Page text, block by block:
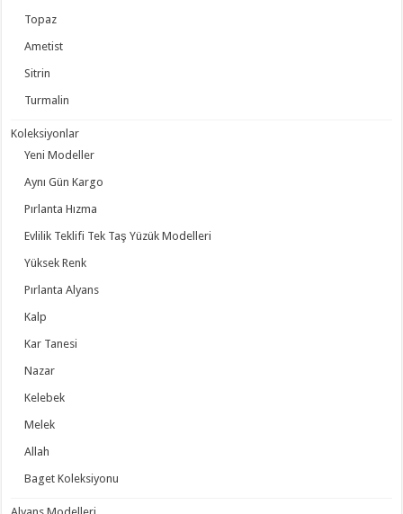
Topaz
Ametist
Sitrin
Turmalin
Koleksiyonlar
Yeni Modeller
Aynı Gün Kargo
Pırlanta Hızma
Evlilik Teklifi Tek Taş Yüzük Modelleri
Yüksek Renk
Pırlanta Alyans
Kalp
Kar Tanesi
Nazar
Kelebek
Melek
Allah
Baget Koleksiyonu